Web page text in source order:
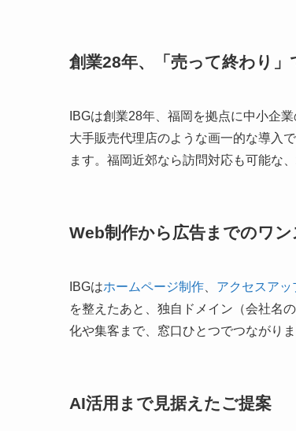
創業28年、「売って終わり
IBGは創業28年、福岡を拠点に中小企
大手販売代理店のような画一的な導入
ます。福岡近郊なら訪問対応も可能な
Web制作から広告までのワ
IBGはホームページ制作 アクセスアッ
を整えたあと、独自ドメイン（会社名
化や集客まで、窓口ひとつでつながりま
AI活用まで見据えたご提案